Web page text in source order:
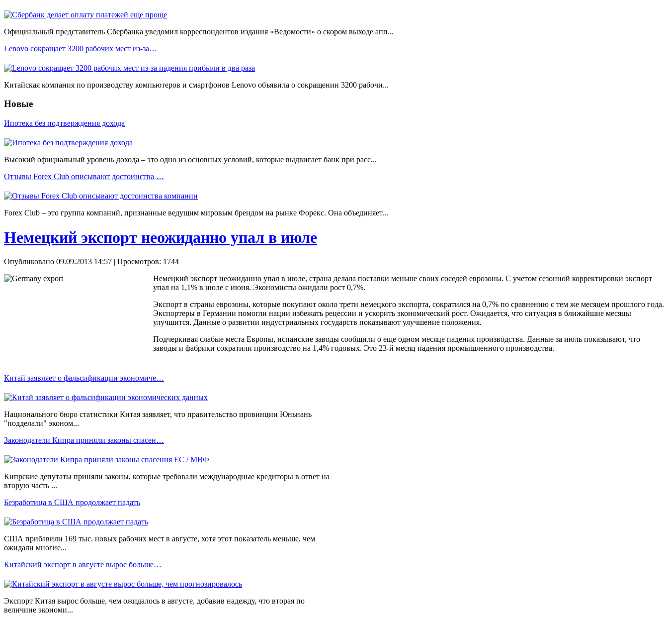
Официальный представитель Сбербанка уведомил корреспондентов издания «Ведомости» о скором выходе апп...
Lenovo сокращает 3200 рабочих мест из-за…
Китайская компания по производству компьютеров и смартфонов Lenovo объявила о сокращении 3200 рабочи...
Новые
Ипотека без подтверждения дохода
Высокий официальный уровень дохода – это одно из основных условий, которые выдвигает банк при расс...
Отзывы Forex Сlub описывают достоинства …
Forex Сlub – это группа компаний, признанные ведущим мировым брендом на рынке Форекс. Она объединяет...
Немецкий экспорт неожиданно упал в июле
Опубликовано 09.09.2013 14:57 | Просмотров: 1744
Немецкий экспорт неожиданно упал в июле, страна делала поставки меньше своих соседей еврозоны. С учетом сезонной корректировки экспорт
упал на 1,1% в июле с июня. Экономисты ожидали рост 0,7%.
Экспорт в страны еврозоны, которые покупают около трети немецкого экспорта, сократился на 0,7% по сравнению с тем же месяцем прошлого года.
Экспортеры в Германии помогли нации избежать рецессии и ускорить экономический рост. Ожидается, что ситуация в ближайшие месяцы
улучшится. Данные о развитии индустриальных государств показывают улучшение положения.
Подчеркивая слабые места Европы, испанские заводы сообщили о еще одном месяце падения производства. Данные за июль показывают, что
заводы и фабрики сократили производство на 1,4% годовых. Это 23-й месяц падения промышленного производства.
Китай заявляет о фальсификации экономиче…
Национального бюро статистики Китая заявляет, что правительство провинции Юньнань
"подделали" эконом...
Законодатели Кипра приняли законы спасен…
Кипрские депутаты приняли законы, которые требовали международные кредиторы в ответ на
вторую часть ...
Безработица в США продолжает падать
США прибавили 169 тыс. новых рабочих мест в августе, хотя этот показатель меньше, чем
ожидали многие...
Китайский экспорт в августе вырос больше…
Экспорт Китая вырос больше, чем ожидалось в августе, добавив надежду, что вторая по
величине экономи...